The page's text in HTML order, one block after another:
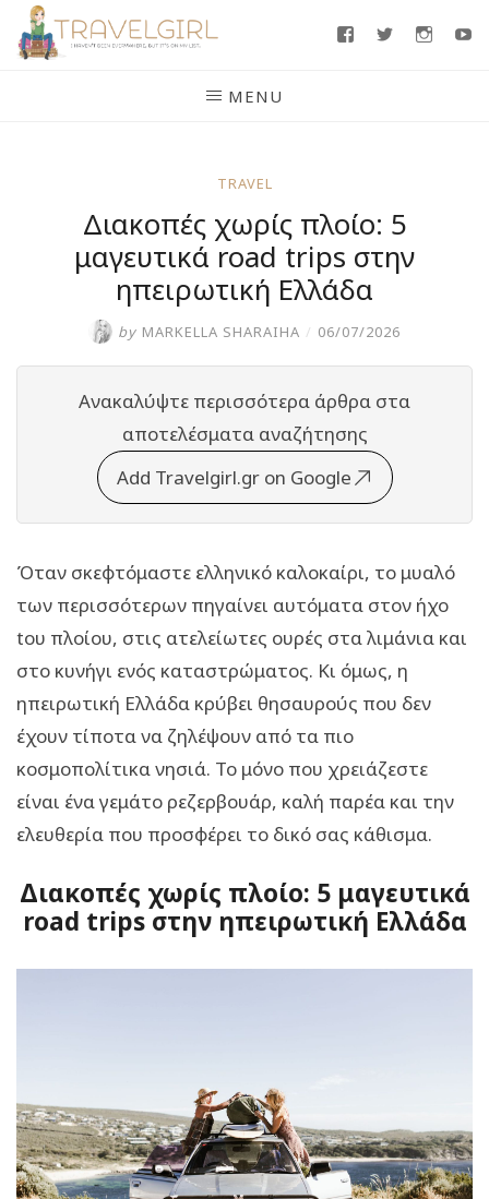
Skip
FacebookTwitter
MENU
TRAVEL
Διακοπές χωρίς πλοίο: 5
μαγευτικά road trips στην
ηπειρωτική Ελλάδα
by MARKELLA SHARAIHA / 06/07/2026
Ανακαλύψτε περισσότερα άρθρα στα
αποτελέσματα αναζήτησης
Add Travelgirl.gr on Google
Όταν σκεφτόμαστε ελληνικό καλοκαίρι, το μυαλό
των περισσότερων πηγαίνει αυτόματα στον ήχο
tου πλοίου, στις ατελείωτες ουρές στα λιμάνια και
στο κυνήγι ενός καταστρώματος. Κι όμως, η
ηπειρωτική Ελλάδα κρύβει θησαυρούς που δεν
έχουν τίποτα να ζηλέψουν από τα πιο
κοσμοπολίτικα νησιά. Το μόνο που χρειάζεστε
είναι ένα γεμάτο ρεζερβουάρ, καλή παρέα και την
ελευθερία που προσφέρει το δικό σας κάθισμα.
Διακοπές χωρίς πλοίο: 5 μαγευτικά
road trips στην ηπειρωτική Ελλάδα